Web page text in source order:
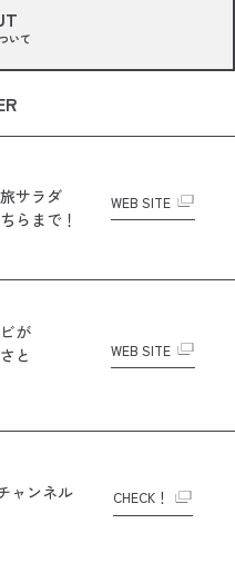
いて
サラダ
らまで！
WEB SITE
が
と
WEB SITE
ャンネル
CHECK！